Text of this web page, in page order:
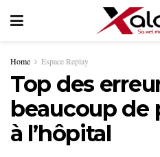
Home Espace Replay
Top des
beaucoup
à l’hôpital